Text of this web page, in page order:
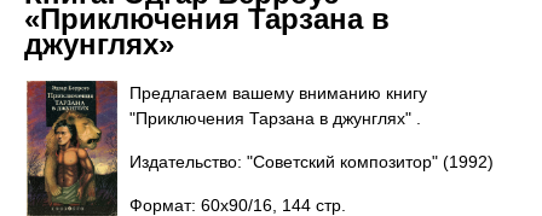
«Приключения Тарзана в
джунглях»
Предлагаем вашему вниманию книгу
"Приключения Тарзана в джунглях" .
Издательство: "Советский композитор" (1992)
Формат: 60x90/16, 144 стр.